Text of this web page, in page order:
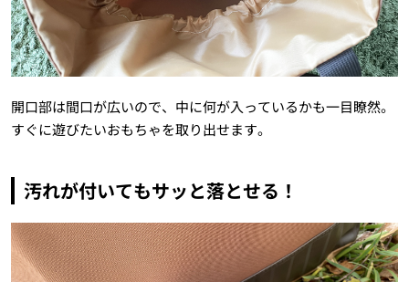
開口部は間口が広いので、中に何が入っているかも一目瞭然。
すぐに遊びたいおもちゃを取り出せます。
汚れが付いてもサッと落とせる！